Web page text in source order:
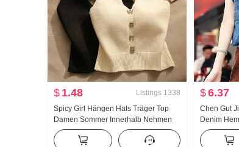
$ 1.48 Listings 1338
Spicy Girl Hängen Hals Träger Top
Damen Sommer Innerhalb Nehmen
Außerhalb zu tragen Schönheit
Rücken Schlank Design Gefühl
$6.37
Chen Gut
Denim
Außerhalb
Freizeit Top